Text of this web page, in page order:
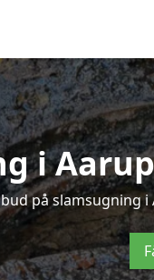
i
på slamsugning